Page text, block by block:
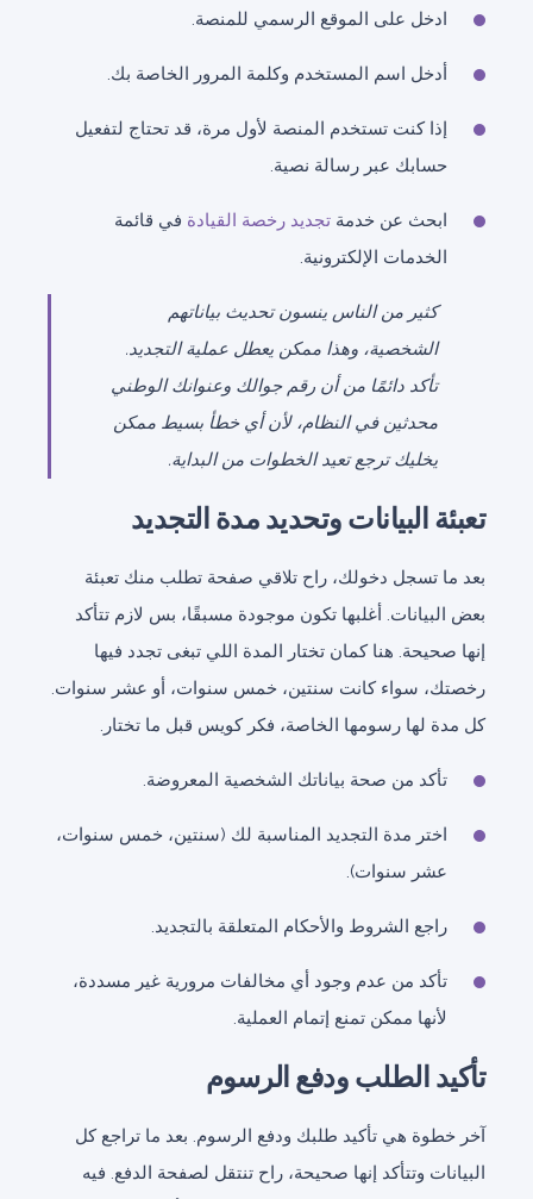
ادخل على الموقع الرسمي للمنصة.
أدخل اسم المستخدم وكلمة المرور الخاصة بك.
إذا كنت تستخدم المنصة لأول مرة، قد تحتاج لتفعيل
حسابك عبر رسالة نصية.
ابحث عن خدمة تجديد رخصة القيادة في قائمة
الخدمات الإلكترونية.
كثير من الناس ينسون تحديث بياناتهم
الشخصية، وهذا ممكن يعطل عملية التجديد.
تأكد دائمًا من أن رقم جوالك وعنوانك الوطني
محدثين في النظام، لأن أي خطأ بسيط ممكن
يخليك ترجع تعيد الخطوات من البداية.
تعبئة البيانات وتحديد مدة التجديد
بعد ما تسجل دخولك، راح تلاقي صفحة تطلب منك تعبئة
بعض البيانات. أغلبها تكون موجودة مسبقًا، بس لازم تتأكد
إنها صحيحة. هنا كمان تختار المدة اللي تبغى تجدد فيها
رخصتك، سواء كانت سنتين، خمس سنوات، أو عشر سنوات.
كل مدة لها رسومها الخاصة، فكر كويس قبل ما تختار.
تأكد من صحة بياناتك الشخصية المعروضة.
اختر مدة التجديد المناسبة لك (سنتين، خمس سنوات،
عشر سنوات).
راجع الشروط والأحكام المتعلقة بالتجديد.
تأكد من عدم وجود أي مخالفات مرورية غير مسددة،
لأنها ممكن تمنع إتمام العملية.
تأكيد الطلب ودفع الرسوم
آخر خطوة هي تأكيد طلبك ودفع الرسوم. بعد ما تراجع كل
البيانات وتتأكد إنها صحيحة، راح تنتقل لصفحة الدفع. فيه